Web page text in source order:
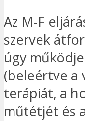
Az M-F
szervek
úgy
(beleértve a
terápiát, a
műtétjét és